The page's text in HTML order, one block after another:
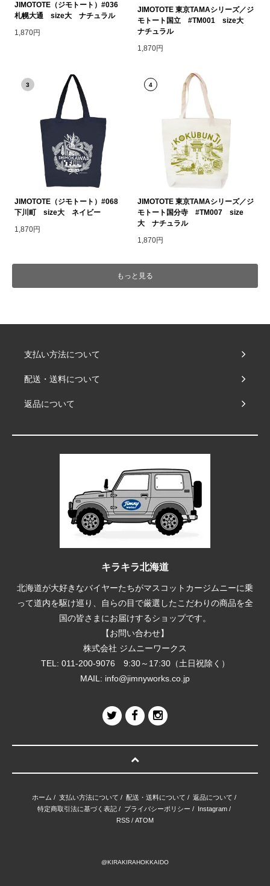
JIMOTOTE（ジモトート）#036
札幌大通 size大 ナチュラル
1,870円
JIMOTOTE 東京TAMAシリーズ／ジ
モトート国立 #TM001 size大
ナチュラル
1,870円
3
JIMOTOTE（ジモトート）#068
下川町 size大 ネイビー
1,870円
4
JIMOTOTE 東京TAMAシリーズ／ジ
モトート国分寺 #TM007 size
大 ナチュラル
1,870円
もっと見る
支払い方法について
配送・送料について
返品について
キラキラ北海道
北海道が大好きなバイヤーたちがマスコットカージムニーに乗
って道内を駆け巡り、自らの目で厳選したこだわりの商品を全
国の皆さまにお届けするショップです。
【お問い合わせ】
株式会社 ジムニーワークス
TEL: 011-200-9076 9:30～17:30（土日祝除く）
MAIL: info@jimnyworks.co.jp
ホーム / 支払い方法について / 配送・送料について / 返品について /
特定商取引法に基づく表記 / プライバシーポリシー / Instagram /
RSS / ATOM
@KIRAKIRAHOKKAIDO